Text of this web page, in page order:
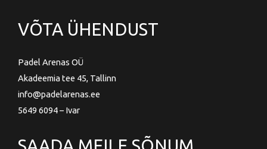
VÕTA ÜHENDUST
Padel Arenas OÜ
Akadeemia tee 45, Tallinn
info@padelarenas.ee
5649 6094 – Ivar